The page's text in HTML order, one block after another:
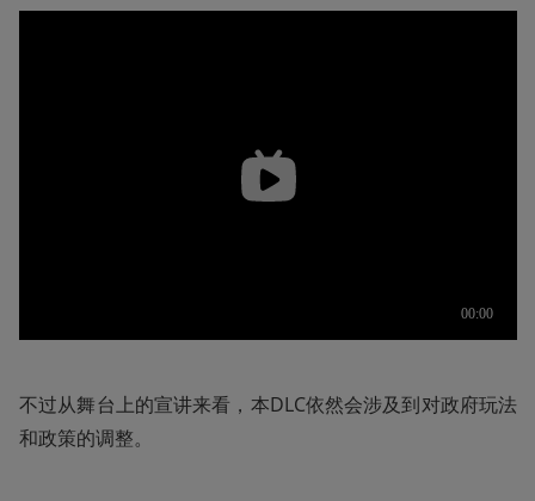
不过从舞台上的宣讲来看，本DLC依然会涉及到对政府玩法
和政策的调整。